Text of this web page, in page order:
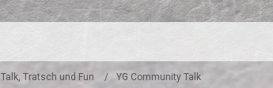
Talk, Tratsch und Fun YG Community Talk